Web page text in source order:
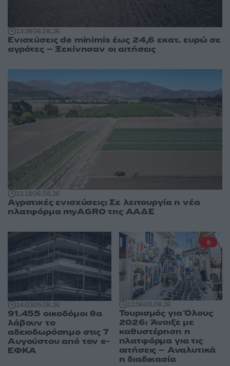
13:3806.08.26
Ενισχύσεις de minimis έως 24,6 εκατ. ευρώ σε
αγρότες – Ξεκίνησαν οι αιτήσεις
11:1806.08.26
Αγροτικές ενισχύσεις: Σε λειτουργία η νέα
πλατφόρμα myAGRO της ΑΑΔΕ
14:0305.08.26
91.455 οικοδόμοι θα
λάβουν το
αδειοδωρόσημο στις 7
Αυγούστου από τον e-
ΕΦΚΑ
12:5605.08.26
Τουρισμός για Όλους
2026: Άνοιξε με
καθυστέρηση η
πλατφόρμα για τις
αιτήσεις – Αναλυτικά
η διαδικασία
8